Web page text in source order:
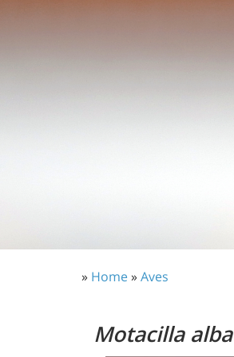
» Home»Aves
Motacilla alba